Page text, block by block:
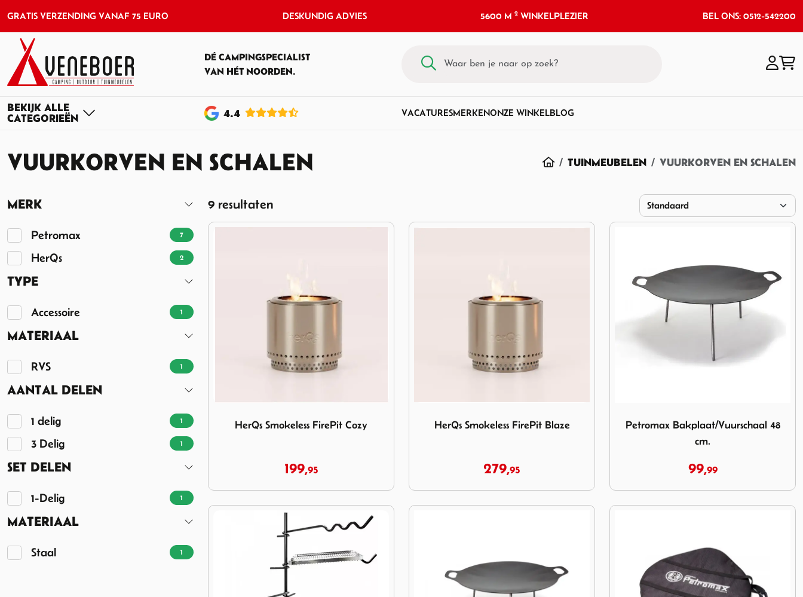
GRATIS VERZENDING VANAF 75 EURO DESKUNDIG ADVIES 5600 M2 WINKELPLEZIER BEL ONS: 0512-542200
DÉ CAMPINGSPECIALIST
VAN HÉT NOORDEN.
4.4 VACATURESMERKENONZE WINKELBLOG
VUURKORVEN EN SCHALEN HOME
TUINMEUBELEN VUURKORVEN EN SCHALEN
MERK
Petromax 7
HerQs 2
TYPE
Accessoire 1
MATERIAAL
RVS 1
AANTAL DELEN
1 delig 1
3 Delig 1
SET DELEN
1-Delig 1
MATERIAAL
Staal 1
9 resultaten
HerQs Smokeless FirePit Cozy
199,95
HerQs Smokeless FirePit Blaze
279,95
Petromax Bakplaat/Vuurschaal 48
cm.
99,99